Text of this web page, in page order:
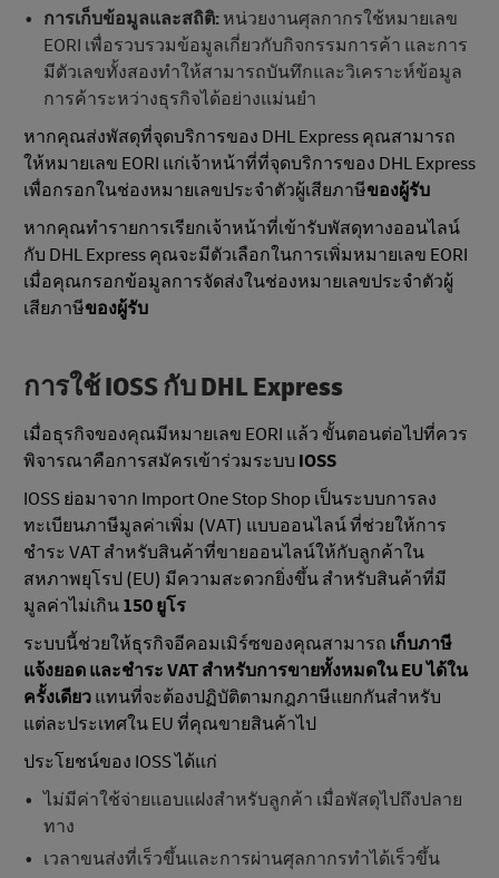
การเก็บข้อมูลและสถิติ:หน่วยงานศุลกากรใช้หมายเลข
EORI เพื่อรวบรวมข้อมูลเกี่ยวกับกิจกรรมการค้า และการ
มีตัวเลขทั้งสองทําให้สามารถบันทึกและวิเคราะห์ข้อมูล
การค้าระหว่างธุรกิจได้อย่างแม่นยํา
หากคุณส่งพัสดุที่จุดบริการของ DHL Express คุณสามารถ
ให้หมายเลข EORI แก่เจ้าหน้าที่ที่จุดบริการของ DHL Express
เพื่อกรอกในช่องหมายเลขประจําตัวผู้เสียภาษีของผู้รับ
หากคุณทำรายการเรียกเจ้าหน้าที่เข้ารับพัสดุทางออนไลน์
กับ DHL Express คุณจะมีตัวเลือกในการเพิ่มหมายเลข EORI
เมื่อคุณกรอกข้อมูลการจัดส่งในช่องหมายเลขประจําตัวผู้
เสียภาษีของผู้รับ
การใช้ IOSS กับ DHL Express
เมื่อธุรกิจของคุณมีหมายเลข EORI แล้ว ขั้นตอนต่อไปที่ควร
พิจารณาคือการสมัครเข้าร่วมระบบ IOSS
IOSS ย่อมาจาก Import One Stop Shop เป็นระบบการลง
ทะเบียนภาษีมูลค่าเพิ่ม (VAT) แบบออนไลน์ ที่ช่วยให้การ
ชำระ VAT สำหรับสินค้าที่ขายออนไลน์ให้กับลูกค้าใน
สหภาพยุโรป (EU) มีความสะดวกยิ่งขึ้น สำหรับสินค้าที่มี
มูลค่าไม่เกิน 150 ยูโร
ระบบนี้ช่วยให้ธุรกิจอีคอมเมิร์ซของคุณสามารถ เก็บภาษี
แจ้งยอด และชำระ VAT สำหรับการขายทั้งหมดใน EU ได้ใน
ครั้งเดียว แทนที่จะต้องปฏิบัติตามกฎภาษีแยกกันสำหรับ
แต่ละประเทศใน EU ที่คุณขายสินค้าไป
ประโยชน์ของ IOSS ได้แก่
ไม่มีค่าใช้จ่ายแอบแฝงสำหรับลูกค้า เมื่อพัสดุไปถึงปลาย
ทาง
เวลาขนส่งที่เร็วขึ้นและการผ่านศุลกากรทำได้เร็วขึ้น